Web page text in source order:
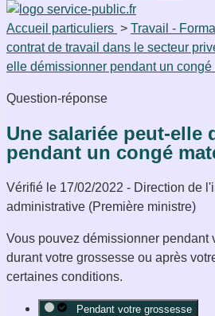
Accueil particuliers > Travail -
contrat de travail dans le secteur
elle démissionner pendant un congé
Question-réponse
Une salariée peut-elle
pendant un congé
Vérifié le 17/02/2022 - Direction de
administrative (Première ministre)
Vous pouvez démissionner pendant
durant votre grossesse ou après
certaines conditions.
Pendant votre grossesse